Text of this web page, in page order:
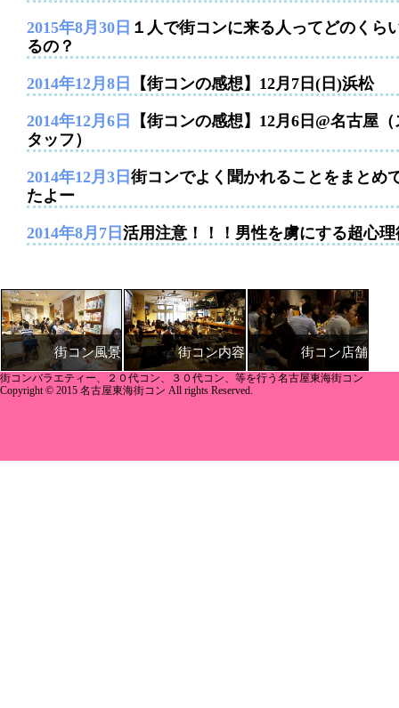
2015年8月30日 １人で街コンに来る人ってどのくら
るの？
2014年12月8日 【街コンの感想】12月7日(日)浜松
2014年12月6日
【街コンの感想】12月6日@名古屋（
タッフ）
2014年12月3日 街コンでよく聞かれることをまとめ
たよー
2014年8月7日 活用注意！！！男性を虜にする超心理
街コン風景 街コン内容 街コン店舗
街コンバラエティー、２０代コン、３０代コン、等を行う名古屋東海街コン
Copyright © 2015 名古屋東海街コン All rights Reserved.